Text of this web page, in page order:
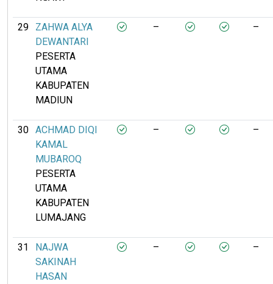
29
ZAHWA ALYA
DEWANTARI
PESERTA
UTAMA
KABUPATEN
MADIUN
– –
30
ACHMAD DIQI
KAMAL
MUBAROQ
PESERTA
UTAMA
KABUPATEN
LUMAJANG
– –
31
NAJWA
SAKINAH
HASAN
– –